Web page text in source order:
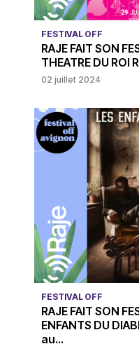
FESTIVAL OFF
RAJE FAIT SON
THEATRE DU ROI
02 juillet 2024
FESTIVAL OFF
RAJE FAIT SON
ENFANTS DU
au...